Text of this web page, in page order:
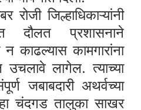
रोजी जिल्हाधिकाऱ्यांनी
दौलत प्रशासनाने
काढल्यास कामगारांना
लागेल. त्याच्या
जबाबदारी अथर्वच्या
चंदगड तालुका साखर